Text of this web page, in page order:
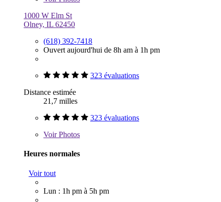
1000 W Elm St
Olney, IL 62450
(618) 392-7418
Ouvert aujourd'hui de 8h am à 1h pm
323 évaluations
Distance estimée
21,7 milles
323 évaluations
VoirPhotos
Heures normales
Voir tout
Lun : 1h pm à 5h pm